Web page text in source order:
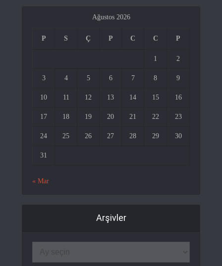
Ağustos 2026
P S Ç P C C P
1 2
3 4 5 6 7 8 9
10 11 12 13 14 15 16
17 18 19 20 21 22 23
24 25 26 27 28 29 30
31
« Mar
Arşivler